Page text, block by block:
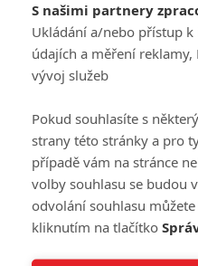
Brousitch
Hledá
Box
Brousitch
Zato
sám.
jiné
S našimi partnery
Ukládání a/nebo přístup k
údajích a měření
vývoj služeb
Pokud souhlasíte s
strany této stránky a pro
případě vám na stránce
volby souhlasu se budou
odvolání souhlasu
kliknutím na tlačítko